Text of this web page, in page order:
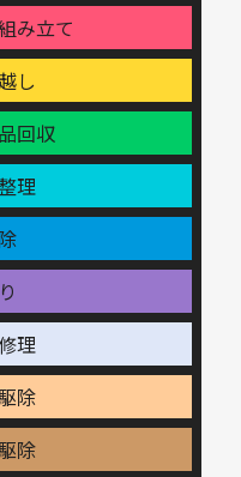
み立て
し
回収
理
理
除
除